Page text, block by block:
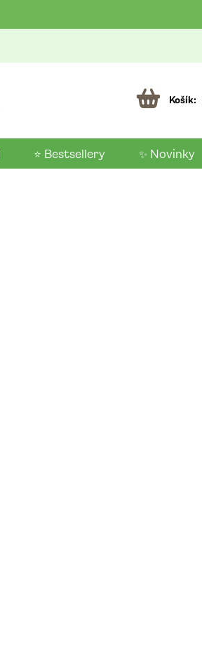
⭐ Bestsellery ✨ Novinky